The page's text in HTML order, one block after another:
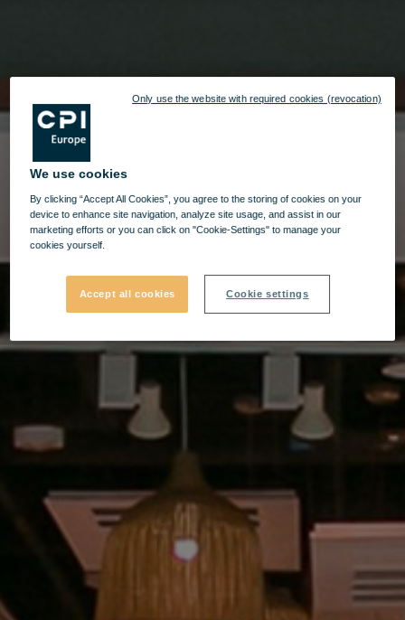
We use cookies
By clicking “Accept All Cookies”, you agree to the storing of cookies on your
device to enhance site navigation, analyze site usage, and assist in our
marketing efforts or you can click on "Cookie-Settings" to manage your
cookies yourself.
Accept all cookies Cookie settings
Only use the website with required cookies (revocation)